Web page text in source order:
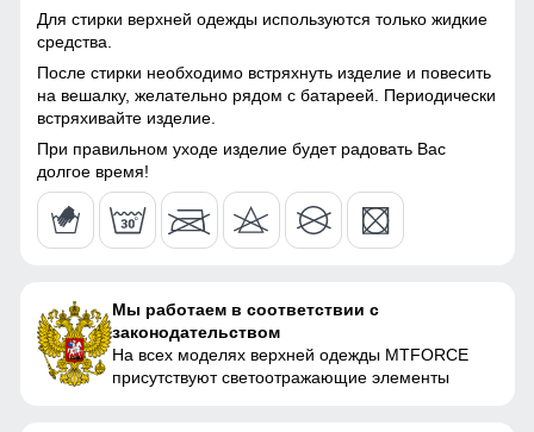
Узнайте как правильно снять
мерки
Для выбора идеального размера одежды,
рекомендуем Вам измерить следующие
параметры при помощи сантиметровой ленты.
до нижнего края куртки.
B
Полуобхват груди
Измеряется с передней стороны
изделия, вокруг самой широкой части
Тип кармана прорезной
Внутренние карманы нет
Воротник
Вид застежки
Упаковка и размеры
салатовый, светло-серый
Габариты (ДхШхВ) 58 x 38 x 5 см
Для стирки верхней одежды используются только жидкие
средства.
После стирки необходимо встряхнуть изделие и повесить
на вешалку, желательно рядом с батареей. Периодически
встряхивайте изделие.
При правильном уходе изделие будет радовать Вас
долгое время!
Мы работаем в соответствии с
законодательством
На всех моделях верхней одежды MTFORCE
присутствуют светоотражающие элементы